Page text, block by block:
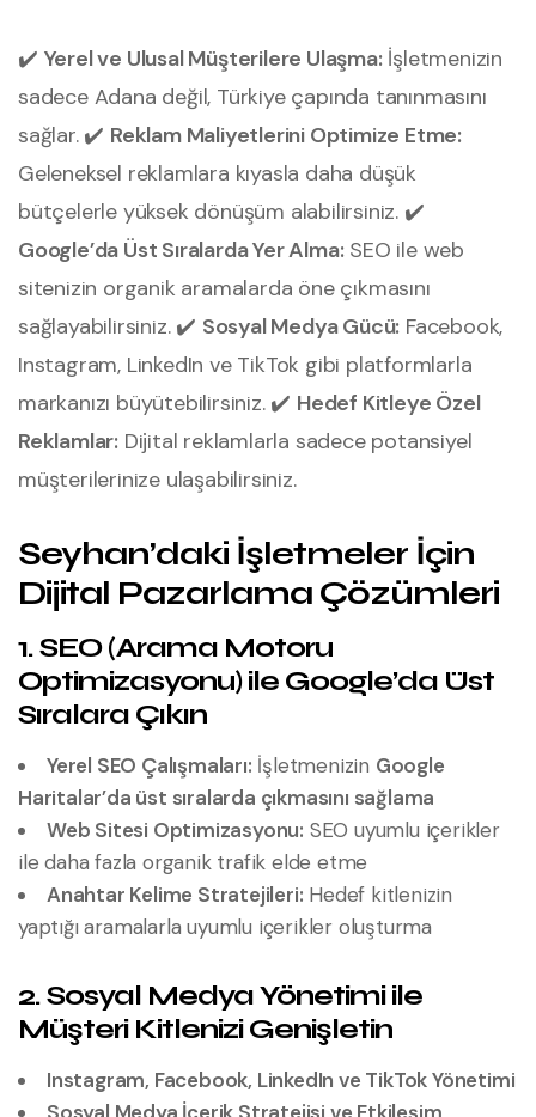
✔️ Yerel ve Ulusal Müşterilere Ulaşma:İşletmenizin
sadece Adana değil, Türkiye çapında tanınmasını
sağlar.✔️ Reklam Maliyetlerini Optimize Etme:
Geleneksel reklamlara kıyasla daha düşük
bütçelerle yüksek dönüşüm alabilirsiniz. ✔️
Google’da Üst Sıralarda Yer Alma:SEO ile web
sitenizin organik aramalarda öne çıkmasını
sağlayabilirsiniz.✔️ Sosyal Medya Gücü: Facebook,
Instagram, LinkedIn ve TikTok gibi platformlarla
markanızı büyütebilirsiniz.✔️ Hedef Kitleye Özel
Reklamlar: Dijital reklamlarla sadece potansiyel
müşterilerinize ulaşabilirsiniz.
Seyhan’daki İşletmeler İçin
Dijital Pazarlama Çözümleri
1. SEO (Arama Motoru
Optimizasyonu) ile Google’da Üst
Sıralara Çıkın
Yerel SEO Çalışmaları: İşletmenizin Google
Haritalar’da üst sıralarda çıkmasını sağlama
Web Sitesi Optimizasyonu: SEO uyumlu içerikler
ile daha fazla organik trafik elde etme
Anahtar Kelime Stratejileri: Hedef kitlenizin
yaptığı aramalarla uyumlu içerikler oluşturma
2. Sosyal Medya Yönetimi ile
Müşteri Kitlenizi Genişletin
Instagram, Facebook, LinkedIn ve TikTok Yönetimi